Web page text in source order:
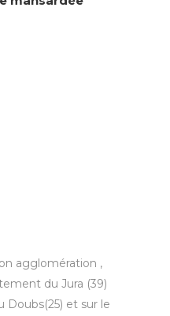
agglomération ,
du Jura (39)
Doubs(25) et sur le